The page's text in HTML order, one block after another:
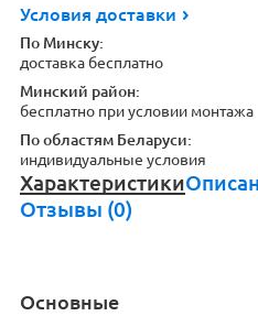
Условия доставки
По Минску:
доставка бесплатно
Минский район:
бесплатно при условии монтажа
По областям Беларуси:
индивидуальные условия
Характеристики
Отзывы (0)
Основные